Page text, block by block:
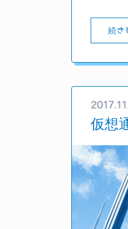
続き
仮想